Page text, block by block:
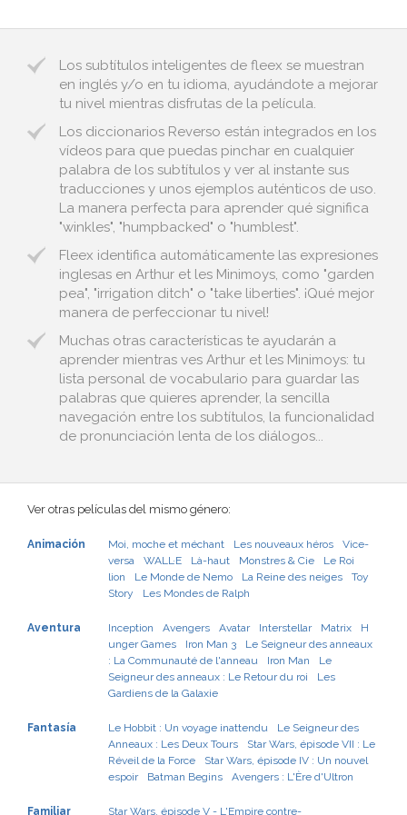
Los subtítulos inteligentes de fleex se muestran
en inglés y/o en tu idioma, ayudándote a mejorar
tu nivel mientras disfrutas de la película.
Los diccionarios Reverso están integrados en los
vídeos para que puedas pinchar en cualquier
palabra de los subtítulos y ver al instante sus
traducciones y unos ejemplos auténticos de uso.
La manera perfecta para aprender qué significa
"winkles", "humpbacked" o "humblest".
Fleex identifica automáticamente las expresiones
inglesas en Arthur et les Minimoys, como "garden
pea", "irrigation ditch" o "take liberties". ¡Qué mejor
manera de perfeccionar tu nivel!
Muchas otras características te ayudarán a
aprender mientras ves Arthur et les Minimoys: tu
lista personal de vocabulario para guardar las
palabras que quieres aprender, la sencilla
navegación entre los subtítulos, la funcionalidad
de pronunciación lenta de los diálogos...
Ver otras películas del mismo género:
Animación Moi, moche et méchant Les nouveaux héros
Vice-
versa
WALL·E Là-haut Monstres & Cie
Le Roi
lion
Le Monde de Nemo La Reine des neiges
Toy
Story
Les Mondes de Ralph
Aventura Inception Avengers Avatar Interstellar Matrix
H
unger Games
Iron Man 3
Le Seigneur des anneaux
: La Communauté de l'anneau
Iron Man
Le
Seigneur des anneaux : Le Retour du roi
Les
Gardiens de la Galaxie
Fantasía Le Hobbit : Un voyage inattendu
Le Seigneur des
Anneaux : Les Deux Tours
Star Wars, épisode VII : Le
Réveil de la Force
Star Wars, épisode IV : Un nouvel
espoir
Batman Begins Avengers : L'Ère d'Ultron
Familiar Star Wars, épisode V - L'Empire contre-